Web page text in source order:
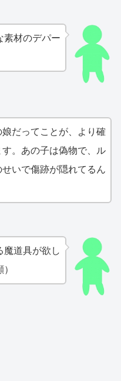
素材のデパー
だってことが、より確
。あの子は偽物で、ル
いで傷跡が隠れてるん
魔道具が欲し